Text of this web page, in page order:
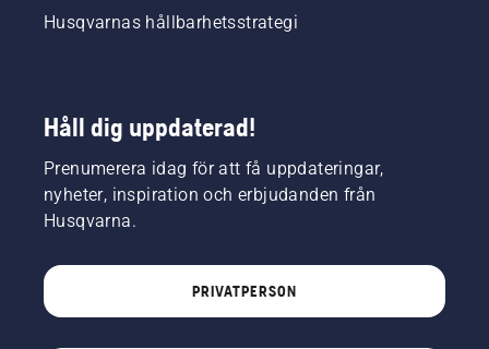
Husqvarnas hållbarhetsstrategi
Håll dig uppdaterad!
Prenumerera idag för att få uppdateringar,
nyheter, inspiration och erbjudanden från
Husqvarna.
PRIVATPERSON